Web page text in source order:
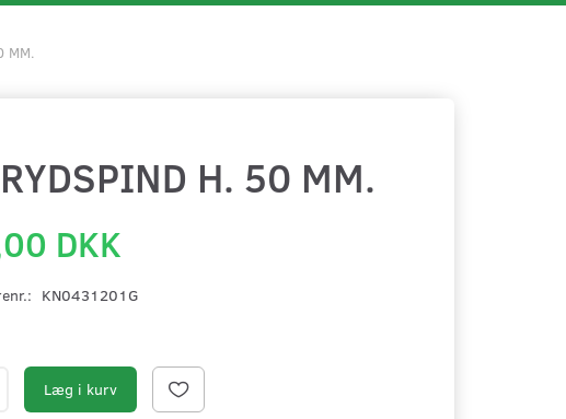
MM.
H. 50 MM.
DKK
KN0431201G
Læg i kurv